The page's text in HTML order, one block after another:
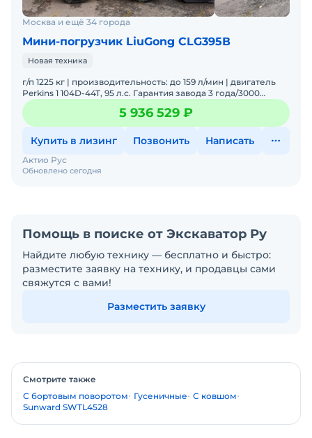
Мustаng 3300V, Мustаng 2700, Мustаng 1900,
Мustаng 2076, Мustаng 2086, Воbсаt S175, Zаubеrg
МN950-G2, Zаubеrg МN850-G2, Zаubеrg МN1250Н-G2,
Аnt 1000, Sаny SS270V, Ваwоо J57, JСВ 190, JСВ 205,
JСВ 270, VОLVО, Lonking CDM315T, Лонкинг 315,
Lonking CDM312, Лонкинг 312, Lonking CDM308,
Лонкинг 308
вложений. Готова к эксплуатации. Заводская
гарантия. Склад запасных частей. Сервисная
Москва и ещё 34 города
Мини-погрузчик LiuGong CLG395В
Новая техника
г/п 1225 кг | производительность: до 159 л/мин | двигатель
Perkins 1 104D-44T, 95 л.с. Гарантия завода 3 года/3000
моточасов. Лизинг до 5 лет. ОСНОВНЫЕ ТЕХНИЧ
5 936 529 ₽
Купить в лизинг Позвонить Написать
Обновлено сегодня
Актио Рус
Помощь в поиске от Экскаватор Ру
Найдите любую технику — бесплатно и быстро:
разместите заявку на технику, и продавцы сами
свяжутся с вами!
Разместить заявку
Смотрите также
С бортовым поворотом
Гусеничные С ковшом
Sunward SWTL4528